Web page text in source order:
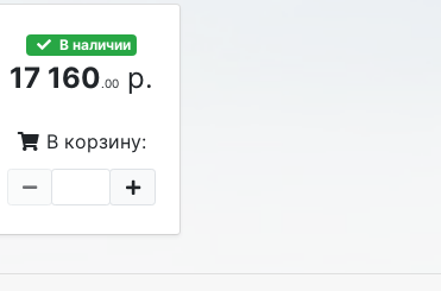
В наличии
17 160.00р.
В корзину: